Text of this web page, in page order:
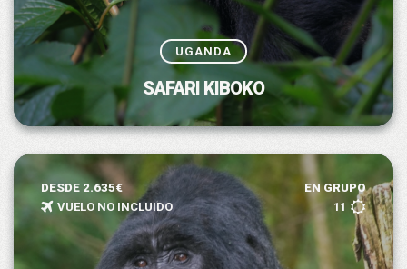
UGANDA
SAFARI KIBOKO
DESDE 2.635€
EN GRUPO
VUELO NO INCLUIDO
11